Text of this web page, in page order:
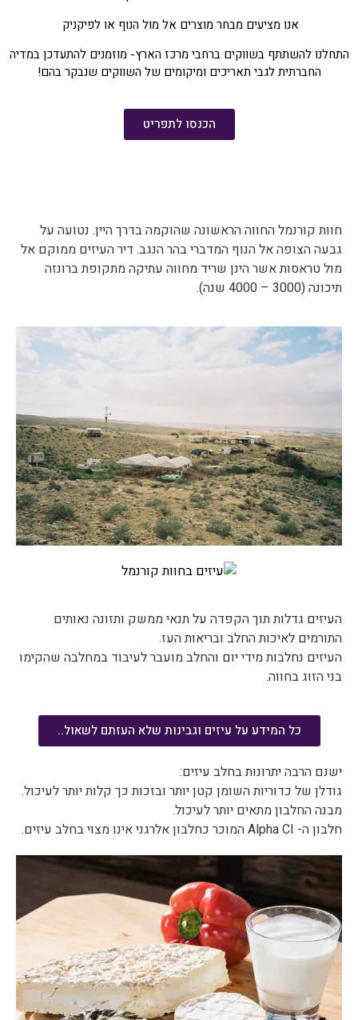
אנו מציעים מבחר מוצרים אל מול הנוף או לפיקניק
התחלנו להשתתף בשווקים ברחבי מרכז הארץ- מוזמנים להתעדכן במדיה
החברתית לגבי תאריכים ומיקומים של השווקים שנבקר בהם!
הכנסו לתפריט
חוות קורנמל החווה הראשונה שהוקמה בדרך היין. נטועה על
גבעה הצופה אל הנוף המדברי בהר הנגב. דיר העיזים ממוקם אל
מול טראסות אשר הינן שריד מחווה עתיקה מתקופת ברונזה
תיכונה (3000 – 4000 שנה).
העיזים גדלות תוך הקפדה על תנאי ממשק ותזונה נאותים
התורמים לאיכות החלב ובריאות העז.
העיזים נחלבות מידי יום והחלב מועבר לעיבוד במחלבה שהקימו
בני הזוג בחווה.
כל המידע על עיזים וגבינות שלא העזתם לשאול..
ישנם הרבה יתרונות בחלב עיזים:
גודלן של כדוריות השומן קטן יותר ובזכות כך קלות יותר לעיכול.
מבנה החלבון מתאים יותר לעיכול.
חלבון ה- Alpha CI המוכר כחלבון אלרגני אינו מצוי בחלב עיזים.